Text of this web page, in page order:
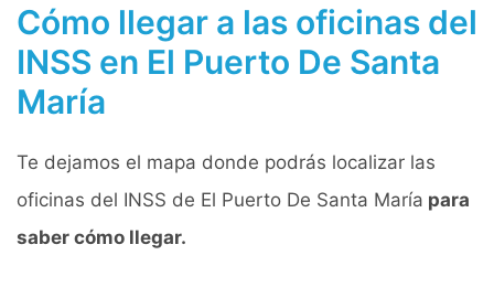
Cómo llegar a las oficinas del
INSS en El Puerto De Santa
María
Te dejamos el mapa donde podrás localizar las
oficinas del INSS de El Puerto De Santa María para
saber cómo llegar.